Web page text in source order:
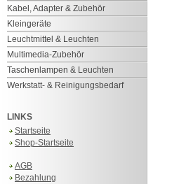
Kabel, Adapter & Zubehör
Kleingeräte
Leuchtmittel & Leuchten
Multimedia-Zubehör
Taschenlampen & Leuchten
Werkstatt- & Reinigungsbedarf
LINKS
Startseite
Shop-Startseite
AGB
Bezahlung